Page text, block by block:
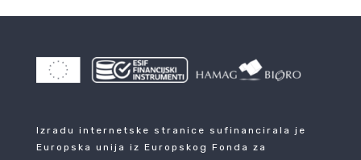
Izradu internetske stranice sufinancirala je
Europska unija iz Europskog Fonda za